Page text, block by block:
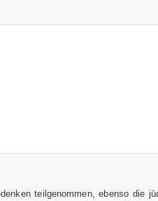
teilgenommen, ebenso die